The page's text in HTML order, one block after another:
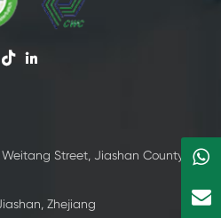
 
Street, Jiashan County,
Zhejiang